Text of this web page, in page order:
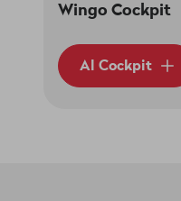
Wingo Cockpit
Al Cockpit